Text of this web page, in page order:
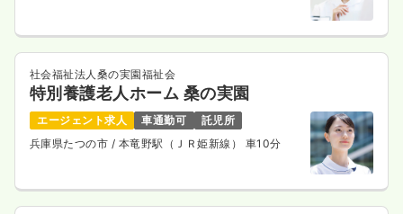
社会福祉法人桑の実園福祉会
特別養護老人ホーム 桑の実園
エージェント求人 車通勤可
託児所
兵庫県たつの市 / 本竜野駅（ＪＲ姫新線） 車10分